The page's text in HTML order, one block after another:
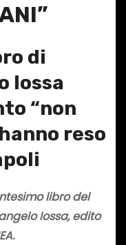
di
Iossa
“non
reso
libro del
Iossa, edito
.